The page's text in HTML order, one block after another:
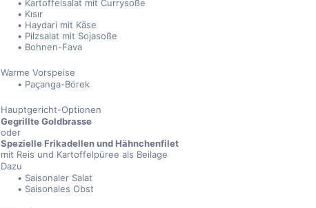
Kartoffelsalat mit Currysoße
Kısır
Haydari mit Käse
Pilzsalat mit Sojasoße
Bohnen-Fava
Warme Vorspeise
Paçanga-Börek
Hauptgericht-Optionen
Gegrillte Goldbrasse
oder
Spezielle Frikadellen und Hähnchenfilet
mit Reis und Kartoffelpüree als Beilage
Dazu
Saisonaler Salat
Saisonales Obst